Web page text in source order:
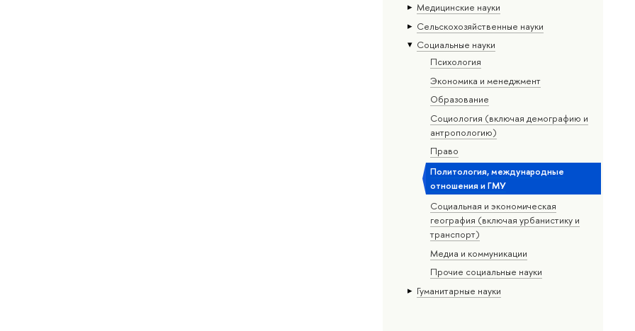
Медицинские науки
Сельскохозяйственные науки
Социальные науки
Психология
Экономика и менеджмент
Образование
Социология (включая демографию и
антропологию)
Право
Политология, международные
отношения и ГМУ
Социальная и экономическая
география (включая урбанистику и
транспорт)
Медиа и коммуникации
Прочие социальные науки
Гуманитарные науки